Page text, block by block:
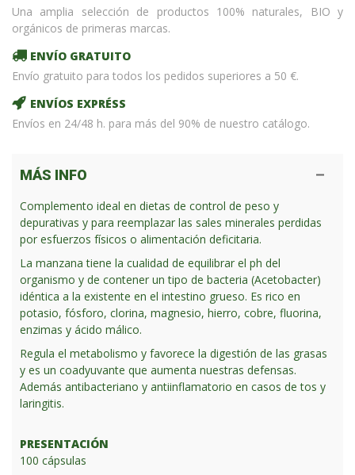
Una amplia selección de productos 100% naturales, BIO y
orgánicos de primeras marcas.
ENVÍO GRATUITO
Envío gratuito para todos los pedidos superiores a 50 €.
ENVÍOS EXPRÉSS
Envíos en 24/48 h. para más del 90% de nuestro catálogo.
MÁS INFO
Complemento ideal en dietas de control de peso y
depurativas y para reemplazar las sales minerales perdidas
por esfuerzos físicos o alimentación deficitaria.
La manzana tiene la cualidad de equilibrar el ph del
organismo y de contener un tipo de bacteria (Acetobacter)
idéntica a la existente en el intestino grueso. Es rico en
potasio, fósforo, clorina, magnesio, hierro, cobre, fluorina,
enzimas y ácido málico.
Regula el metabolismo y favorece la digestión de las grasas
y es un coadyuvante que aumenta nuestras defensas.
Además antibacteriano y antiinflamatorio en casos de tos y
laringitis.
PRESENTACIÓN
100 cápsulas